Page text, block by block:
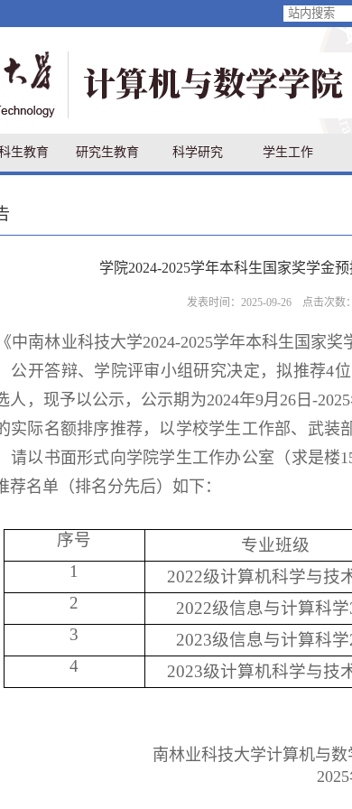
生教育 研究生教育 科学研究 学生工作
学院2024-2025学年本科生国家奖学金
发表时间：2025-09-26 点击次数：
中南林业科技大学2024-2025学年本科生国家奖
公开答辩、学院评审小组研究决定，拟推荐4
人，现予以公示，公示期为2024年9月26 日-2025
实际名额排序推荐，以学校学生工作部、武装
请以书面形式向学院学生工作办公室（求是楼
荐名单（排名分先后）如下：
序号 专业班级
1
2022级计算机科学与技
2
2022级信息与计算科学
3
2023级信息与计算科学
4
2023级计算机科学与技
南林业科技大学计算机与数
2025